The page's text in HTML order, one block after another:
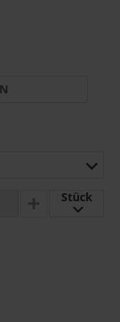
PLUS
Stück